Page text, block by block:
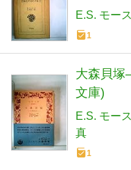
E.S. モース
1
大森貝塚
文庫)
E.S. モース
真
1